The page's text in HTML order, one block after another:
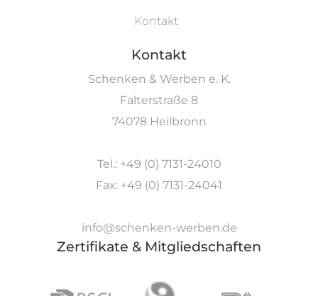
Kontakt
Kontakt
Schenken & Werben e. K.
Falterstraße 8
74078 Heilbronn
Tel.: +49 (0) 7131-24010
Fax: +49 (0) 7131-24041
info@schenken-werben.de
Zertifikate & Mitgliedschaften